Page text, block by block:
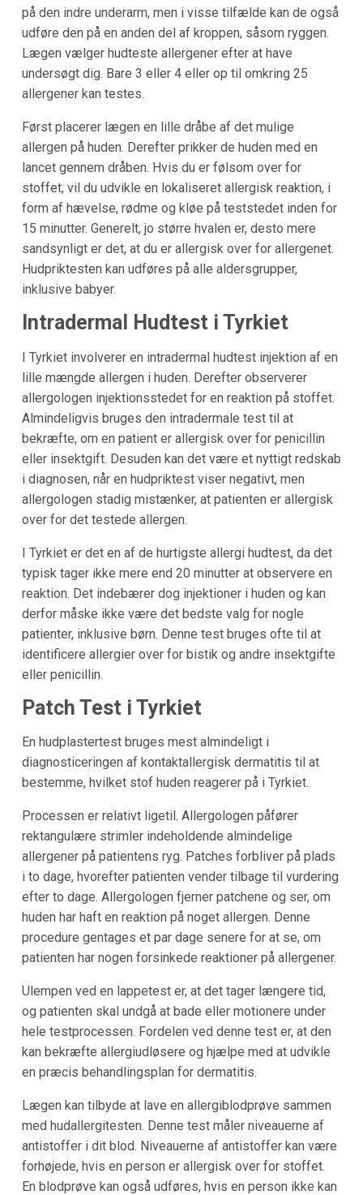
på den indre underarm, men i visse tilfælde kan de også
udføre den på en anden del af kroppen, såsom ryggen.
Lægen vælger hudteste allergener efter at have
undersøgt dig. Bare 3 eller 4 eller op til omkring 25
allergener kan testes.
Først placerer lægen en lille dråbe af det mulige
allergen på huden. Derefter prikker de huden med en
lancet gennem dråben. Hvis du er følsom over for
stoffet, vil du udvikle en lokaliseret allergisk reaktion, i
form af hævelse, rødme og kløe på teststedet inden for
15 minutter. Generelt, jo større hvalen er, desto mere
sandsynligt er det, at du er allergisk over for allergenet.
Hudpriktesten kan udføres på alle aldersgrupper,
inklusive babyer.
Intradermal Hudtest i Tyrkiet
I Tyrkiet involverer en intradermal hudtest injektion af en
lille mængde allergen i huden. Derefter observerer
allergologen injektionsstedet for en reaktion på stoffet.
Almindeligvis bruges den intradermale test til at
bekræfte, om en patient er allergisk over for penicillin
eller insektgift. Desuden kan det være et nyttigt redskab
i diagnosen, når en hudpriktest viser negativt, men
allergologen stadig mistænker, at patienten er allergisk
over for det testede allergen.
I Tyrkiet er det en af de hurtigste allergi hudtest, da det
typisk tager ikke mere end 20 minutter at observere en
reaktion. Det indebærer dog injektioner i huden og kan
derfor måske ikke være det bedste valg for nogle
patienter, inklusive børn. Denne test bruges ofte til at
identificere allergier over for bistik og andre insektgifte
eller penicillin.
Patch Test i Tyrkiet
En hudplastertest bruges mest almindeligt i
diagnosticeringen af kontaktallergisk dermatitis til at
bestemme, hvilket stof huden reagerer på i Tyrkiet.
Processen er relativt ligetil. Allergologen påfører
rektangulære strimler indeholdende almindelige
allergener på patientens ryg. Patches forbliver på plads
i to dage, hvorefter patienten vender tilbage til vurdering
efter to dage. Allergologen fjerner patchene og ser, om
huden har haft en reaktion på noget allergen. Denne
procedure gentages et par dage senere for at se, om
patienten har nogen forsinkede reaktioner på allergener.
Ulempen ved en lappetest er, at det tager længere tid,
og patienten skal undgå at bade eller motionere under
hele testprocessen. Fordelen ved denne test er, at den
kan bekræfte allergiudløsere og hjælpe med at udvikle
en præcis behandlingsplan for dermatitis.
Lægen kan tilbyde at lave en allergiblodprøve sammen
med hudallergitesten. Denne test måler niveauerne af
antistoffer i dit blod. Niveauerne af antistoffer kan være
forhøjede, hvis en person er allergisk over for stoffet.
En blodprøve kan også udføres, hvis en person ikke kan